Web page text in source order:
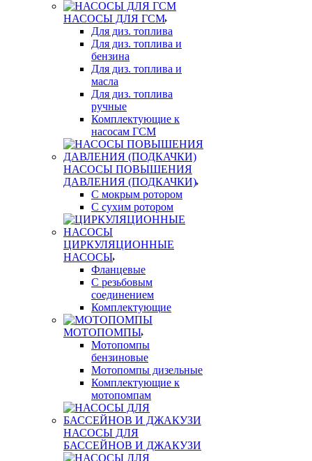
НАСОСЫ ДЛЯ ГСМ
Для диз. топлива
Для диз. топлива и
бензина
Для диз. топлива и
масла
Для диз. топлива
ручные
Комплектующие к
насосам ГСМ
НАСОСЫ ПОВЫШЕНИЯ
ДАВЛЕНИЯ (ПОДКАЧКИ)
С мокрым ротором
С сухим ротором
ЦИРКУЛЯЦИОННЫЕ
НАСОСЫ
Фланцевые
С резьбовым
соединением
Комплектующие
МОТОПОМПЫ
Мотопомпы
бензиновые
Мотопомпы дизельные
Комплектующие к
мотопомпам
НАСОСЫ ДЛЯ
БАССЕЙНОВ И ДЖАКУЗИ